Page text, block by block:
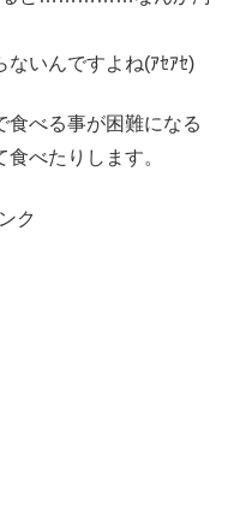
いんですよね(ｱｾｱｾ)
食べる事が困難になる
べたりします。
ク